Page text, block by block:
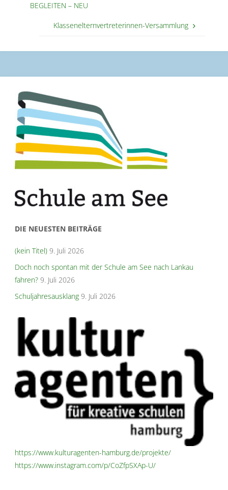
BEGLEITEN – NEU
Klassenelternvertreterinnen-Versammlung
DIE NEUESTEN BEITRÄGE
(kein Titel) 9. Juli 2026
Doch noch spontan mit der Schule am See nach Lankau
fahren? 9. Juli 2026
Schuljahresausklang 9. Juli 2026
https://www.kulturagenten-hamburg.de/projekte/
https://www.instagram.com/p/CoZfpSXAp-U/